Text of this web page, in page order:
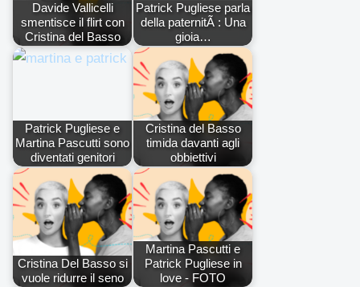
Davide Vallicelli
smentisce il flirt con
Cristina del Basso
Patrick Pugliese parla
della paternitÃ : Una
gioia…
Patrick Pugliese e
Martina Pascutti sono
diventati genitori
Cristina del Basso
timida davanti agli
obbiettivi
Cristina Del Basso si
vuole ridurre il seno
Martina Pascutti e
Patrick Pugliese in
love - FOTO